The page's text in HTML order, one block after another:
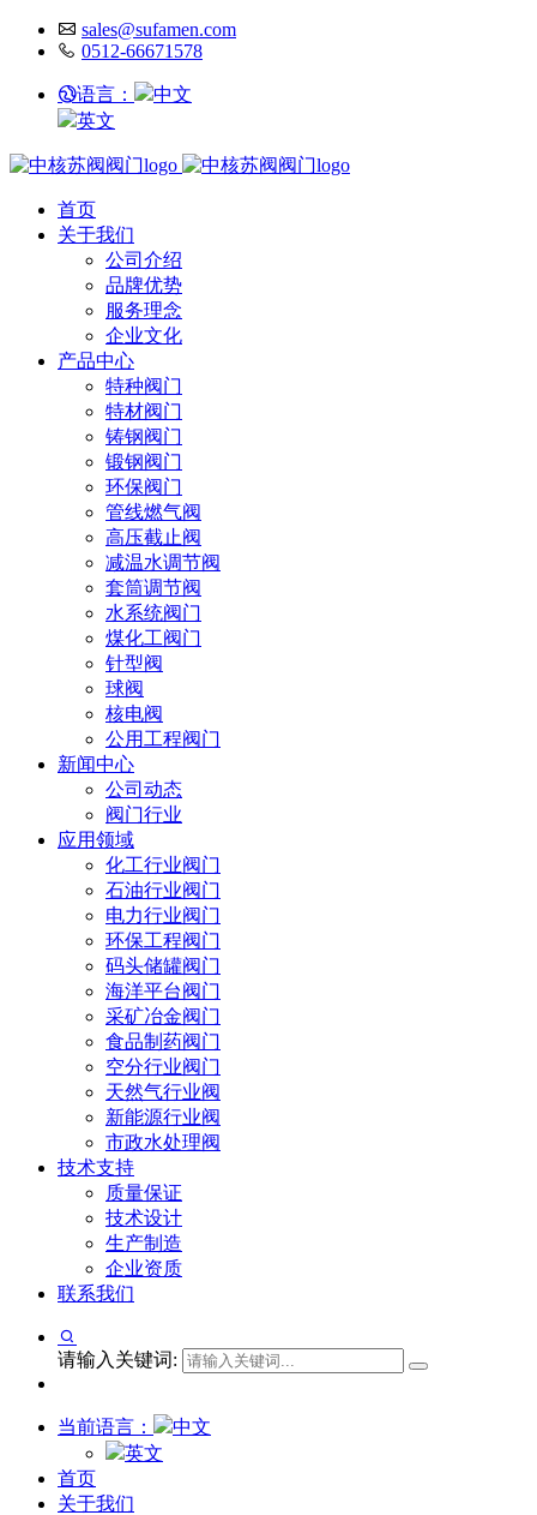
sales@sufamen.com
0512-66671578
语言：
中文
英文
首页
关于我们
公司介绍
品牌优势
服务理念
企业文化
产品中心
特种阀门
特材阀门
铸钢阀门
锻钢阀门
环保阀门
管线燃气阀
高压截止阀
减温水调节阀
套筒调节阀
水系统阀门
煤化工阀门
针型阀
球阀
核电阀
公用工程阀门
新闻中心
公司动态
阀门行业
应用领域
化工行业阀门
石油行业阀门
电力行业阀门
环保工程阀门
码头储罐阀门
海洋平台阀门
采矿冶金阀门
食品制药阀门
空分行业阀门
天然气行业阀
新能源行业阀
市政水处理阀
技术支持
质量保证
技术设计
生产制造
企业资质
联系我们
请输入关键词:
当前语言：
中文
英文
首页
关于我们